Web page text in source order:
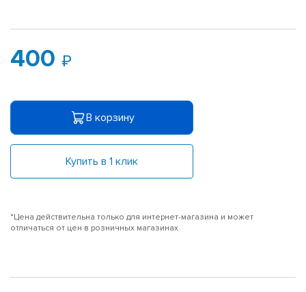
400
В корзину
Купить в 1 клик
*Цена действительна только для интернет-магазина и может
отличаться от цен в розничных магазинах